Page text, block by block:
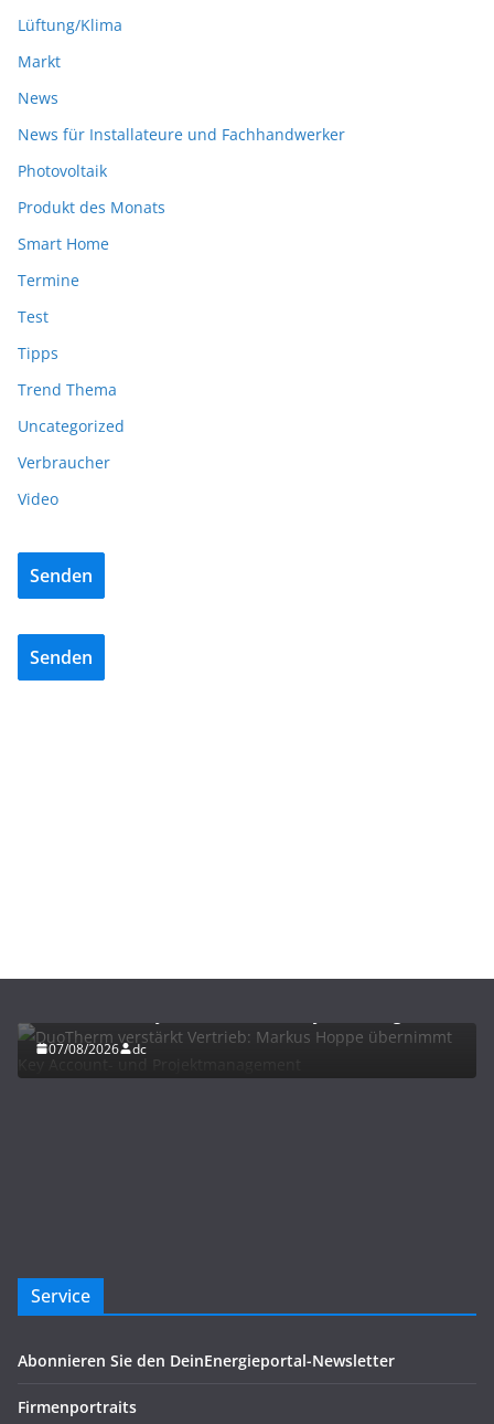
Lüftung/Klima
Markt
News
News für Installateure und Fachhandwerker
Photovoltaik
Produkt des Monats
Smart Home
Termine
Test
Tipps
Trend Thema
Uncategorized
Verbraucher
Video
Senden
Senden
07/08/2026 dc
Service
Abonnieren Sie den DeinEnergieportal-Newsletter
Firmenportraits